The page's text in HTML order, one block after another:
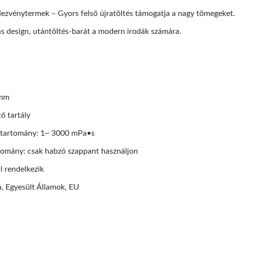
– Gyors felső újratöltés támogatja a nagy tömegeket.
design, utántöltés-barát a modern irodák számára.
tartály
1~ 3000 mPa•s
csak habzó szappant használjon
rendelkezik
Egyesült Államok, EU
HK-CSDT Felső Utántöltős